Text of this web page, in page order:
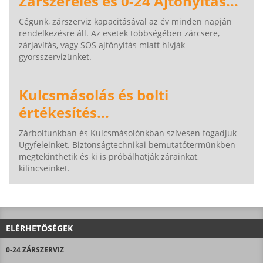
Cégünk, zárszerviz kapacitásával az év minden napján
rendelkezésre áll. Az esetek többségében zárcsere,
zárjavítás, vagy SOS ajtónyitás miatt hívják
gyorsszervizünket.
Kulcsmásolás és bolti
értékesítés...
Zárboltunkban és Kulcsmásolónkban szívesen fogadjuk
Ügyfeleinket. Biztonságtechnikai bemutatótermünkben
megtekinthetik és ki is próbálhatják zárainkat,
kilincseinket.
ELÉRHETŐSÉGEK
0-24 ZÁRSZERVIZ